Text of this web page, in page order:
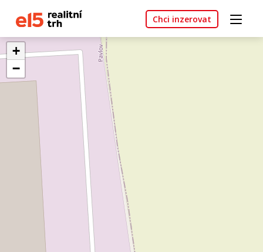
Chci inzerovat
+
−